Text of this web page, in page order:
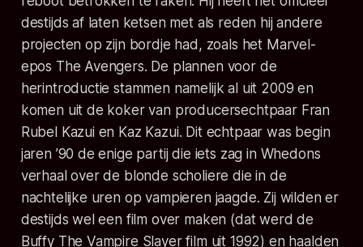
destijds af laten ketsen met als reden hij andere
projecten op zijn bordje had, zoals het Marvel-
epos The Avengers. De plannen voor de
herintroductie stammen namelijk al uit 2009 en
komen uit de koker van producersechtpaar Fran
Rubel Kazui en Kaz Kazui. Dit echtpaar was begin
jaren ’90 de enige partij die iets zag in Whedons
verhaal over de blonde scholiere die in de
nachtelijke uren op vampieren jaagde. Zij wilden er
destijds wel een film over maken (dat werd de
Buffy The Vampire Slayer film uit 1992) en haalden